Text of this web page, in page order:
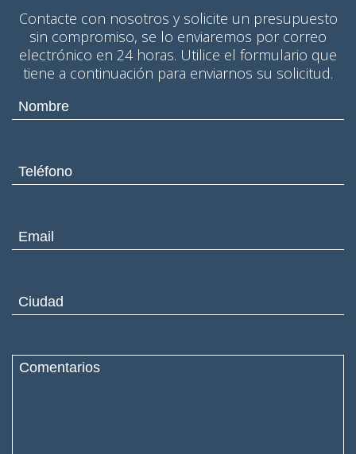
Contacte con nosotros y solicite un presupuesto
sin compromiso, se lo enviaremos por correo
electrónico en 24 horas. Utilice el formulario que
tiene a continuación para enviarnos su solicitud.